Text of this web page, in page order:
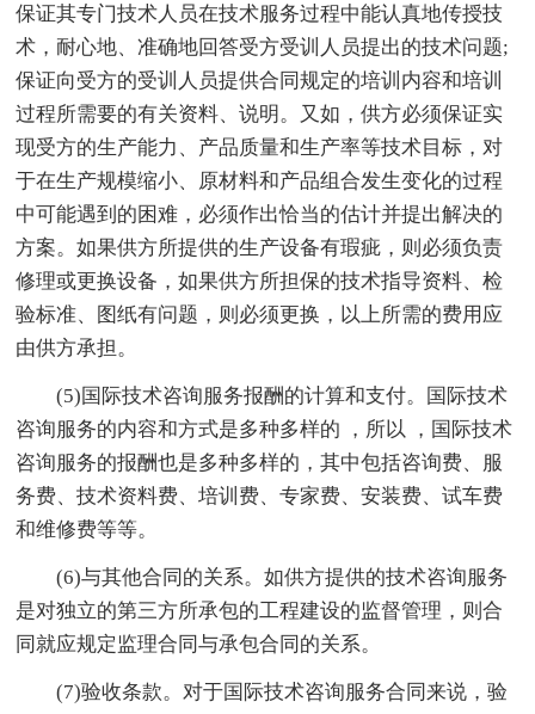
保证其专门技术人员在技术服务过程中能认真地传授技
术，耐心地、准确地回答受方受训人员提出的技术问题;
保证向受方的受训人员提供合同规定的培训内容和培训
过程所需要的有关资料、说明。又如，供方必须保证实
现受方的生产能力、产品质量和生产率等技术目标，对
于在生产规模缩小、原材料和产品组合发生变化的过程
中可能遇到的困难，必须作出恰当的估计并提出解决的
方案。如果供方所提供的生产设备有瑕疵，则必须负责
修理或更换设备，如果供方所担保的技术指导资料、检
验标准、图纸有问题，则必须更换，以上所需的费用应
由供方承担。
(5)国际技术咨询服务报酬的计算和支付。国际技术
咨询服务的内容和方式是多种多样的 ，所以 ，国际技术
咨询服务的报酬也是多种多样的，其中包括咨询费、服
务费、技术资料费、培训费、专家费、安装费、试车费
和维修费等等。
(6)与其他合同的关系。如供方提供的技术咨询服务
是对独立的第三方所承包的工程建设的监督管理，则合
同就应规定监理合同与承包合同的关系。
(7)验收条款。对于国际技术咨询服务合同来说，验